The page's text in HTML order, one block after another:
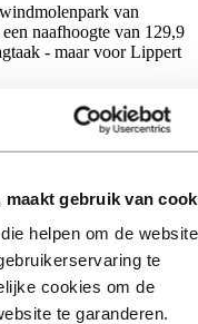
gebruik van
helpen om de website
te
cookies om de
te garanderen.
van
naafhoogte van 129,9
- maar voor Lippert
horen, werkt Hydro
(gezondheid,
op hoogte met
hij voor een
waaronder
in verschillende